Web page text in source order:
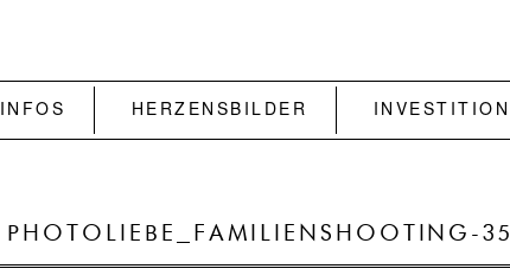
INFOS HERZENSBILDER INVESTITION
PHOTOLIEBE_FAMILIENSHOOTING-35